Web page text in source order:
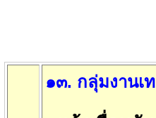
๑๓. กลุ่มงานเ